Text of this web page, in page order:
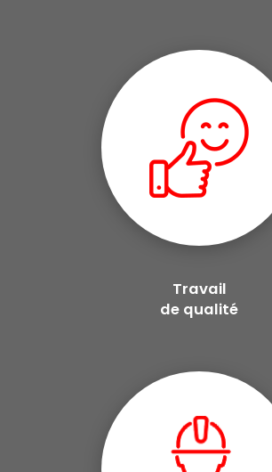
Travail
de qualité